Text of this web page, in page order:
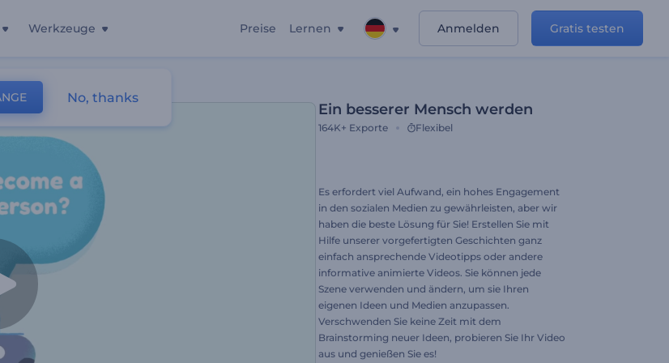
Werkzeuge Preise Lernen Anmelden Gratis testen
Ein besserer Mensch werden
164K+ Exporte Flexibel
Es erfordert viel Aufwand, ein hohes Engagement
in den sozialen Medien zu gewährleisten, aber wir
haben die beste Lösung für Sie! Erstellen Sie mit
Hilfe unserer vorgefertigten Geschichten ganz
einfach ansprechende Videotipps oder andere
informative animierte Videos. Sie können jede
Szene verwenden und ändern, um sie Ihren
eigenen Ideen und Medien anzupassen.
Verschwenden Sie keine Zeit mit dem
Brainstorming neuer Ideen, probieren Sie Ihr Video
aus und genießen Sie es!
No, thanks